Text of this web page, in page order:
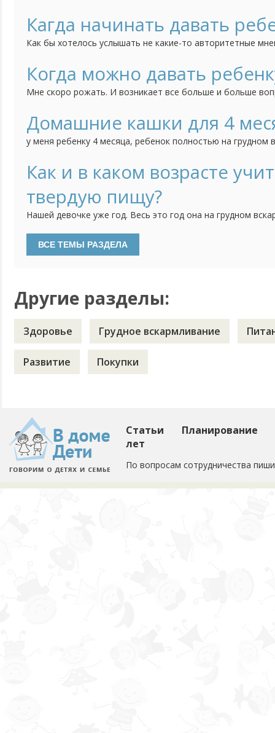
Кагда начинать давать
Как бы хотелось услышать не какие-то авторитетные
ребенка овощи? Моей дочке 3 месяца, я считаю, что
что не раньше 6 месяцев можно давать. А вот подружка...
Когда можно давать
Мне скоро рожать. И возникает все больше и больше
грудью, воду давать не нужно. Но мне кажется, что
всем. Расскажите на опыте, у кого как? Спасибо...
Домашние кашки для 4
у меня ребенку 4 месяца, ребенок полностью на грудном
порекомендовала самим дома варить жиденькие кашки
но без сахара и поить по 140 мл в день.
Как и в каком возрасте
твердую пищу?
Нашей девочке уже год. Весь это год она на грудном
консистенцию. Понимаем пора переходить на более
давать еду, размельченную вилкой, ребенок давиться,
Другие разделы:
Здоровье Грудное вскармливание
Развитие Покупки
Статьи
Планирование
лет
По вопросам сотрудничества